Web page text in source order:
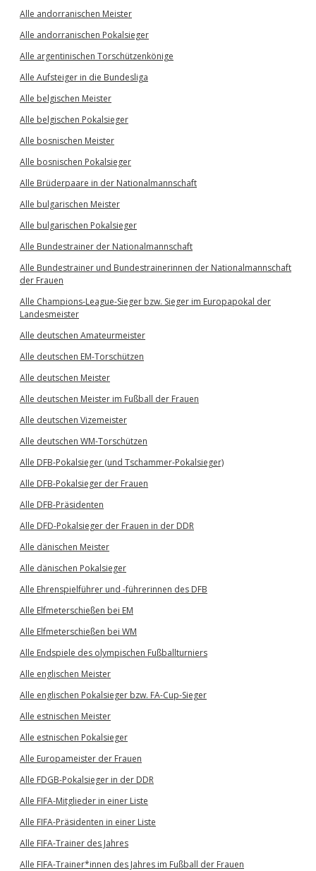
Alle andorranischen Meister
Alle andorranischen Pokalsieger
Alle argentinischen Torschützenkönige
Alle Aufsteiger in die Bundesliga
Alle belgischen Meister
Alle belgischen Pokalsieger
Alle bosnischen Meister
Alle bosnischen Pokalsieger
Alle Brüderpaare in der Nationalmannschaft
Alle bulgarischen Meister
Alle bulgarischen Pokalsieger
Alle Bundestrainer der Nationalmannschaft
Alle Bundestrainer und Bundestrainerinnen der Nationalmannschaft
der Frauen
Alle Champions-League-Sieger bzw. Sieger im Europapokal der
Landesmeister
Alle deutschen Amateurmeister
Alle deutschen EM-Torschützen
Alle deutschen Meister
Alle deutschen Meister im Fußball der Frauen
Alle deutschen Vizemeister
Alle deutschen WM-Torschützen
Alle DFB-Pokalsieger (und Tschammer-Pokalsieger)
Alle DFB-Pokalsieger der Frauen
Alle DFB-Präsidenten
Alle DFD-Pokalsieger der Frauen in der DDR
Alle dänischen Meister
Alle dänischen Pokalsieger
Alle Ehrenspielführer und -führerinnen des DFB
Alle Elfmeterschießen bei EM
Alle Elfmeterschießen bei WM
Alle Endspiele des olympischen Fußballturniers
Alle englischen Meister
Alle englischen Pokalsieger bzw. FA-Cup-Sieger
Alle estnischen Meister
Alle estnischen Pokalsieger
Alle Europameister der Frauen
Alle FDGB-Pokalsieger in der DDR
Alle FIFA-Mitglieder in einer Liste
Alle FIFA-Präsidenten in einer Liste
Alle FIFA-Trainer des Jahres
Alle FIFA-Trainer*innen des Jahres im Fußball der Frauen